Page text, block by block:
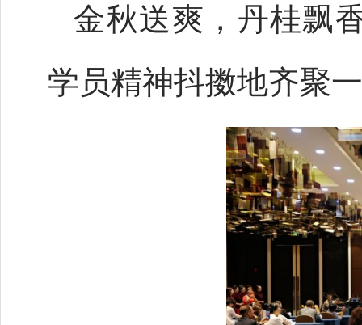
金秋送爽，丹桂飘
学员精神抖擞地齐聚